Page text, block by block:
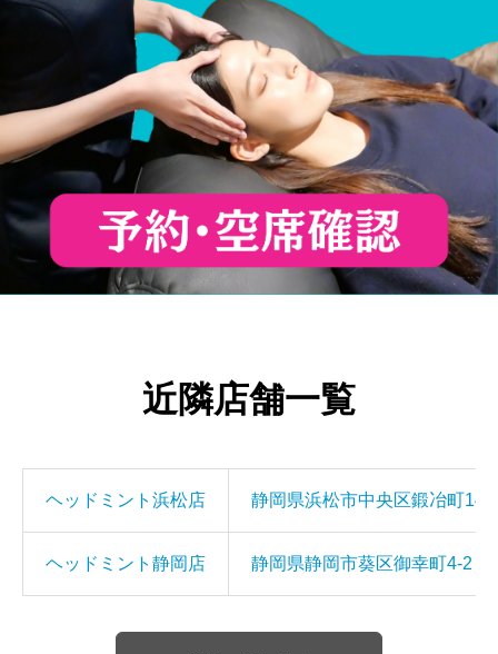
近隣店舗一覧
ヘッドミント浜松店 静岡県浜松市中央区鍛冶町
ヘッドミント静岡店 静岡県静岡市葵区御幸町4-2